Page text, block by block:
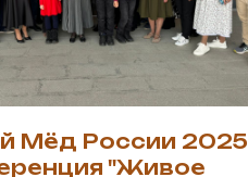
Мёд России 2025
"Живое